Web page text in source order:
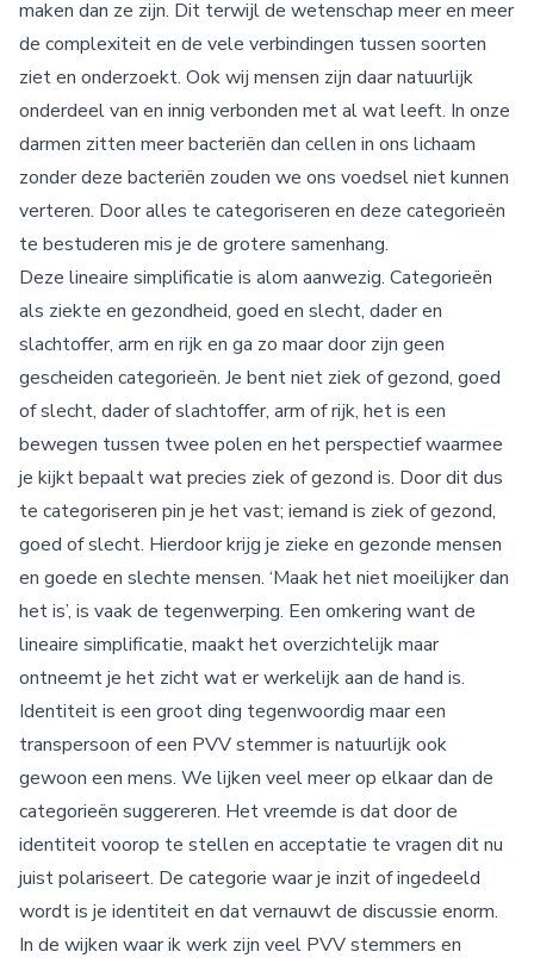
maken dan ze zijn. Dit terwijl de wetenschap meer en meer
de complexiteit en de vele verbindingen tussen soorten
ziet en onderzoekt. Ook wij mensen zijn daar natuurlijk
onderdeel van en innig verbonden met al wat leeft. In onze
darmen zitten meer bacteriën dan cellen in ons lichaam
zonder deze bacteriën zouden we ons voedsel niet kunnen
verteren. Door alles te categoriseren en deze categorieën
te bestuderen mis je de grotere samenhang.
Deze lineaire simplificatie is alom aanwezig. Categorieën
als ziekte en gezondheid, goed en slecht, dader en
slachtoffer, arm en rijk en ga zo maar door zijn geen
gescheiden categorieën. Je bent niet ziek of gezond, goed
of slecht, dader of slachtoffer, arm of rijk, het is een
bewegen tussen twee polen en het perspectief waarmee
je kijkt bepaalt wat precies ziek of gezond is. Door dit dus
te categoriseren pin je het vast; iemand is ziek of gezond,
goed of slecht. Hierdoor krijg je zieke en gezonde mensen
en goede en slechte mensen. ‘Maak het niet moeilijker dan
het is’, is vaak de tegenwerping. Een omkering want de
lineaire simplificatie, maakt het overzichtelijk maar
ontneemt je het zicht wat er werkelijk aan de hand is.
Identiteit is een groot ding tegenwoordig maar een
transpersoon of een PVV stemmer is natuurlijk ook
gewoon een mens. We lijken veel meer op elkaar dan de
categorieën suggereren. Het vreemde is dat door de
identiteit voorop te stellen en acceptatie te vragen dit nu
juist polariseert. De categorie waar je inzit of ingedeeld
wordt is je identiteit en dat vernauwt de discussie enorm.
In de wijken waar ik werk zijn veel PVV stemmers en